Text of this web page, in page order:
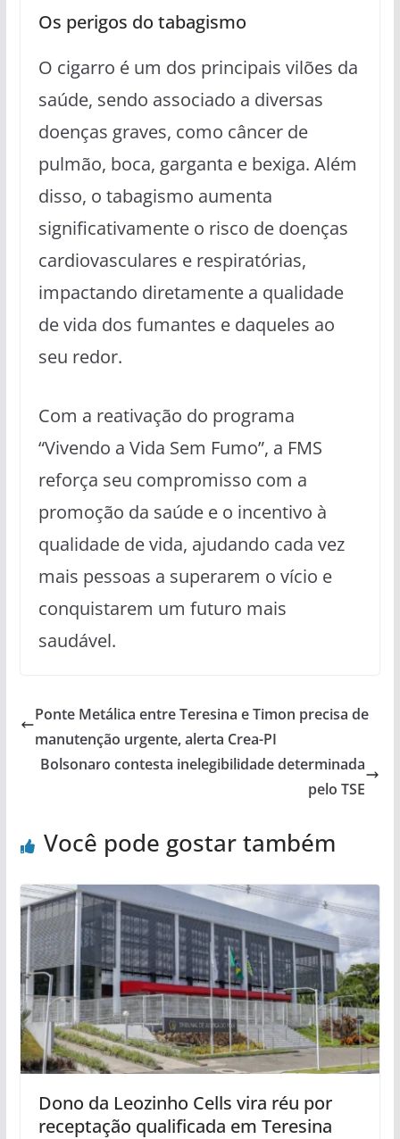
Os perigos do tabagismo
O cigarro é um dos principais vilões da
saúde, sendo associado a diversas
doenças graves, como câncer de
pulmão, boca, garganta e bexiga. Além
disso, o tabagismo aumenta
significativamente o risco de doenças
cardiovasculares e respiratórias,
impactando diretamente a qualidade
de vida dos fumantes e daqueles ao
seu redor.
Com a reativação do programa
“Vivendo a Vida Sem Fumo”, a FMS
reforça seu compromisso com a
promoção da saúde e o incentivo à
qualidade de vida, ajudando cada vez
mais pessoas a superarem o vício e
conquistarem um futuro mais
saudável.
Ponte Metálica entre Teresina e Timon precisa de
manutenção urgente, alerta Crea-PI
Bolsonaro contesta inelegibilidade determinada
pelo TSE
Você pode gostar também
Dono da Leozinho Cells vira réu por
receptação qualificada em Teresina